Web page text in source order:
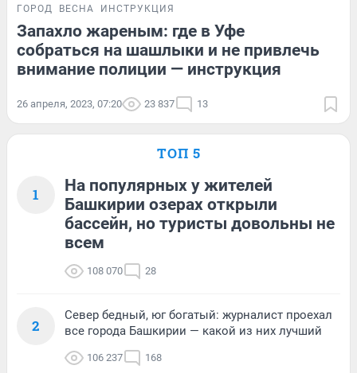
ГОРОД ВЕСНА ИНСТРУКЦИЯ
Запахло жареным: где в Уфе
собраться на шашлыки и не привлечь
внимание полиции — инструкция
26 апреля, 2023, 07:20 23 837 13
ТОП 5
1
На популярных у жителей
Башкирии озерах открыли
бассейн, но туристы довольны не
всем
108 070 28
2
Север бедный, юг богатый: журналист проехал
все города Башкирии — какой из них лучший
106 237 168